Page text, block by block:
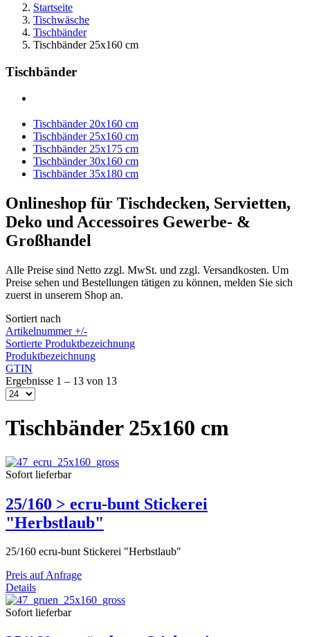
Startseite
Tischwäsche
Tischbänder
Tischbänder 25x160 cm
Tischbänder
Tischbänder 20x160 cm
Tischbänder 25x160 cm
Tischbänder 25x175 cm
Tischbänder 30x160 cm
Tischbänder 35x180 cm
Onlineshop für Tischdecken, Servietten,
Deko und Accessoires Gewerbe- &
Großhandel
Alle Preise sind Netto zzgl. MwSt. und zzgl. Versandkosten. Um
Preise sehen und Bestellungen tätigen zu können, melden Sie sich
zuerst in unserem Shop an.
Sortiert nach
Artikelnummer +/-
Sortierte Produktbezeichnung
Produktbezeichnung
GTIN
Ergebnisse 1 – 13 von 13
Tischbänder 25x160 cm
Sofort lieferbar
25/160 > ecru-bunt Stickerei
"Herbstlaub"
25/160 ecru-bunt Stickerei "Herbstlaub"
Preis auf Anfrage
Details
Sofort lieferbar